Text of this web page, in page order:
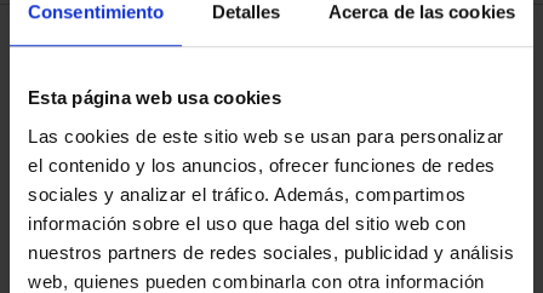
Consentimiento Detalles Acerca de las cookies
Esta página web usa cookies
Las cookies de este sitio web se usan para personalizar
el contenido y los anuncios, ofrecer funciones de redes
sociales y analizar el tráfico. Además, compartimos
información sobre el uso que haga del sitio web con
nuestros partners de redes sociales, publicidad y análisis
web, quienes pueden combinarla con otra información
1 Products found